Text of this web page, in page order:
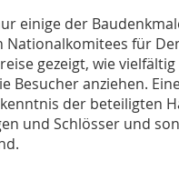
einige der
Nationalkomitees für
gezeigt, wie
Besucher anziehen.
der beteiligten
und Schlösser und